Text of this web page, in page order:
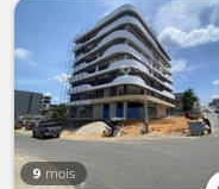
9 mois